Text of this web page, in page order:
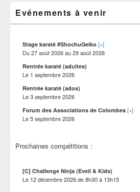
pour
site
Evénements à venir
Stage karaté #ShochuGeiko [+]
Du27 août 2026au29 août 2026
Rentrée karaté (adultes)
Le 1 septembre 2026
Rentrée karaté (ados)
Le3 septembre 2026
Forum des Associations de Colombes [+]
Le5 septembre 2026
Prochaines compétitions :
[C] Challenge Ninja (Eveil & Kids)
Le 12 décembre 2026de8h30à 13h15